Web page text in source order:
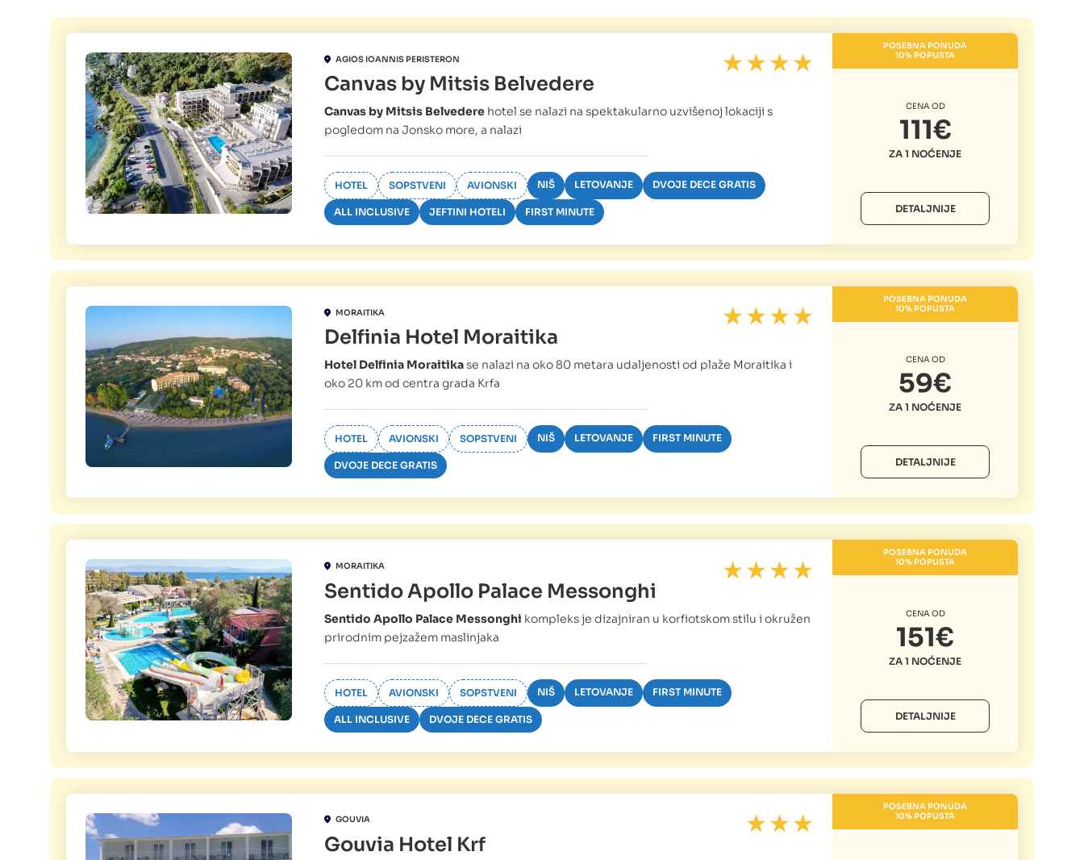
AGIOS IOANNIS PERISTERON
Canvas by Mitsis Belvedere
Canvas by Mitsis Belvedere hotel se nalazi na spektakularno uzvišenoj lokaciji s
pogledom na Jonsko more, a nalazi
HOTEL SOPSTVENI AVIONSKI NIŠ LETOVANJE DVOJE DECE GRATIS
ALL INCLUSIVE JEFTINI HOTELI FIRST MINUTE
POSEBNA PONUDA
10% POPUSTA
CENA OD
111€
ZA 1 NOĆENJE
DETALJNIJE
MORAITIKA
Delfinia Hotel Moraitika
Hotel Delfinia Moraitikase nalazi na oko 80 metara udaljenosti od plaže Moraitika i
oko 20 km od centra grada Krfa
HOTEL AVIONSKI SOPSTVENI NIŠ LETOVANJE FIRST MINUTE
DVOJE DECE GRATIS
POSEBNA PONUDA
10% POPUSTA
CENA OD
59€
ZA 1 NOĆENJE
DETALJNIJE
MORAITIKA
Sentido Apollo Palace Messonghi
Sentido Apollo Palace Messonghi kompleks je dizajniran u korfiotskom stilu i okružen
prirodnim pejzažem maslinjaka
HOTEL AVIONSKI SOPSTVENI NIŠ LETOVANJE FIRST MINUTE
ALL INCLUSIVE DVOJE DECE GRATIS
POSEBNA PONUDA
10% POPUSTA
CENA OD
151€
ZA 1 NOĆENJE
DETALJNIJE
GOUVIA
Gouvia Hotel Krf
POSEBNA PONUDA
10% POPUSTA